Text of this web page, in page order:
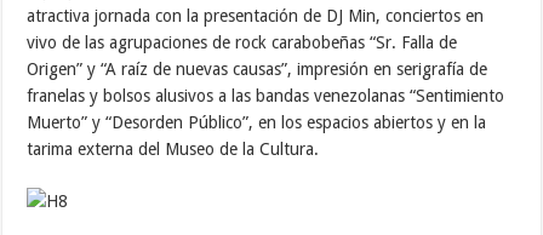
atractiva jornada con la presentación de DJ Min, conciertos en
vivo de las agrupaciones de rock carabobeñas “Sr. Falla de
Origen” y “A raíz de nuevas causas”, impresión en serigrafía de
franelas y bolsos alusivos a las bandas venezolanas “Sentimiento
Muerto” y “Desorden Público”, en los espacios abiertos y en la
tarima externa del Museo de la Cultura.